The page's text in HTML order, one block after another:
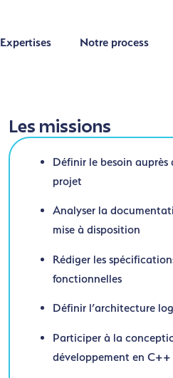
Expertises Notre process
Expertises Notre process
Les missions
Définir le besoin auprès
projet
Analyser la
mise à disposition
Rédiger les
fonctionnelles
Définir l’architecture
Participer à la
développement en C++